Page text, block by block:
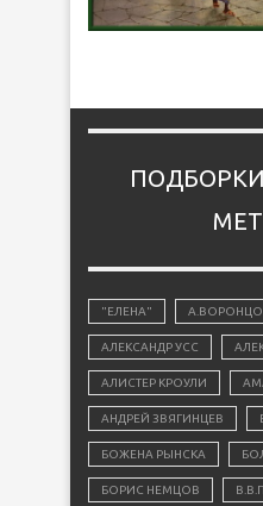
"ЕЛЕНА"
АЛЕКСАНДР УСС
АЛИСТЕР КРОУЛИ
АНДРЕЙ ЗВЯГИНЦЕВ
БОЖЕНА РЫНСКА
БОРИС НЕМЦОВ